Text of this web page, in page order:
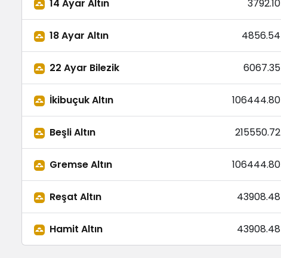
14 Ayar Altın 3792.10
18 Ayar Altın 4856.54
22 Ayar Bilezik 6067.35
İkibuçuk Altın 106444.80
Beşli Altın 215550.72
Gremse Altın 106444.80
Reşat Altın 43908.48
Hamit Altın 43908.48